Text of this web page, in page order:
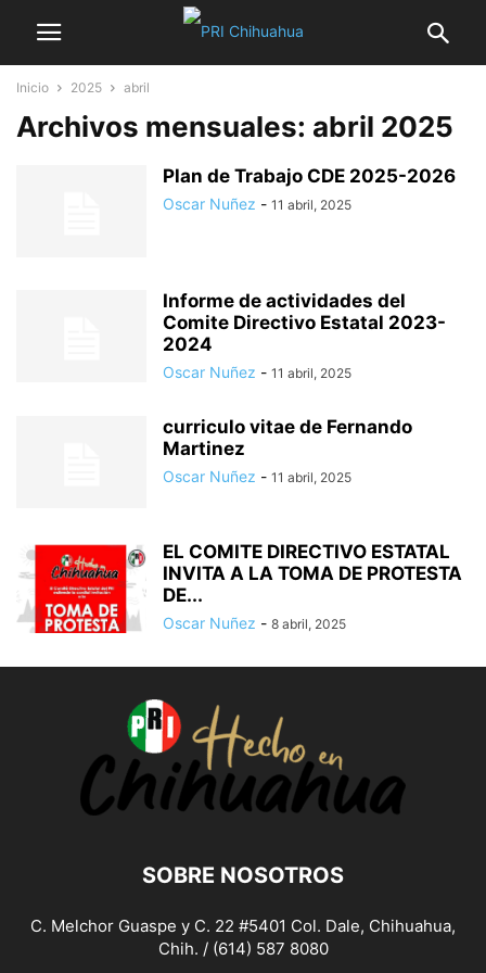
Inicio 2025 abril
Archivos mensuales: abril 2025
Plan de Trabajo CDE 2025-2026
Oscar Nuñez - 11 abril, 2025
Informe de actividades del
Comite Directivo Estatal 2023-
2024
Oscar Nuñez - 11 abril, 2025
curriculo vitae de Fernando
Martinez
Oscar Nuñez - 11 abril, 2025
EL COMITE DIRECTIVO ESTATAL
INVITA A LA TOMA DE PROTESTA
DE...
Oscar Nuñez - 8 abril, 2025
SOBRE NOSOTROS
C. Melchor Guaspe y C. 22 #5401 Col. Dale, Chihuahua,
Chih. / (614) 587 8080